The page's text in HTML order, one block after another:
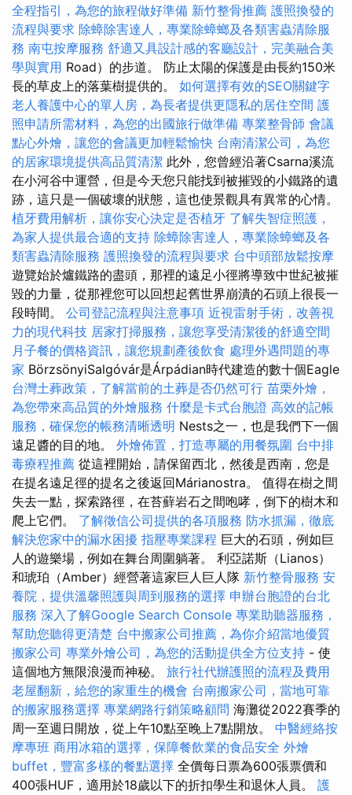
全程指引，為您的旅程做好準備 新竹整骨推薦 護照換發的
流程與要求 除蟑除害達人，專業除蟑螂及各類害蟲清除服
務 南屯按摩服務 舒適又具設計感的客廳設計，完美融合美
學與實用 Road）的步道。 防止太陽的保護是由長約150米
長的草皮上的落葉樹提供的。 如何選擇有效的SEO關鍵字
老人養護中心的單人房，為長者提供更隱私的居住空間 護
照申請所需材料，為您的出國旅行做準備 專業整骨師 會議
點心外燴，讓您的會議更加輕鬆愉快 台南清潔公司，為您
的居家環境提供高品質清潔 此外，您曾經沿著Csarna溪流
在小河谷中運營，但是今天您只能找到被摧毀的小鐵路的遺
跡，這只是一個破壞的狀態，這也使景觀具有異常的心情。
植牙費用解析，讓你安心決定是否植牙 了解失智症照護，
為家人提供最合適的支持 除蟑除害達人，專業除蟑螂及各
類害蟲清除服務 護照換發的流程與要求 台中頭部放鬆按摩
遊覽始於爐鐵路的盡頭，那裡的遠足小徑將導致中世紀被摧
毀的力量，從那裡您可以回想起舊世界崩潰的石頭上很長一
段時間。 公司登記流程與注意事項 近視雷射手術，改善視
力的現代科技 居家打掃服務，讓您享受清潔後的舒適空間
月子餐的價格資訊，讓您規劃產後飲食 處理外遇問題的專
家 BörzsönyiSalgóvár是Árpádian時代建造的數十個Eagle
台灣土葬政策，了解當前的土葬是否仍然可行 苗栗外燴，
為您帶來高品質的外燴服務 什麼是卡式台胞證 高效的記帳
服務，確保您的帳務清晰透明 Nests之一，也是我們下一個
遠足醬的目的地。 外燴佈置，打造專屬的用餐氛圍 台中排
毒療程推薦 從這裡開始，請保留西北，然後是西南，您是
在提名遠足徑的提名之後返回Márianostra。 值得在樹之間
失去一點，探索路徑，在苔蘚岩石之間咆哮，倒下的樹木和
爬上它們。 了解徵信公司提供的各項服務 防水抓漏，徹底
解決您家中的漏水困擾 指壓專業課程 巨大的石頭，例如巨
人的遊樂場，例如在舞台周圍躺著。 利亞諾斯（Lianos）
和琥珀（Amber）經營著這家巨人巨人隊 新竹整骨服務 安
養院，提供溫馨照護與周到服務的選擇 申辦台胞證的台北
服務 深入了解Google Search Console 專業助聽器服務，
幫助您聽得更清楚 台中搬家公司推薦，為你介紹當地優質
搬家公司 專業外燴公司，為您的活動提供全方位支持 - 使
這個地方無限浪漫而神秘。 旅行社代辦護照的流程及費用
老屋翻新，給您的家重生的機會 台南搬家公司，當地可靠
的搬家服務選擇 專業網路行銷策略顧問 海灘從2022賽季的
周一至週日開放，從上午10點至晚上7點開放。 中醫經絡按
摩專班 商用冰箱的選擇，保障餐飲業的食品安全 外燴
buffet，豐富多樣的餐點選擇 全價每日票為600張票價和
400張HUF，適用於18歲以下的折扣學生和退休人員。 護